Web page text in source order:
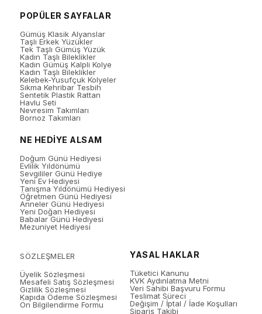
POPÜLER SAYFALAR
Gümüş Klasik Alyanslar
Taşlı Erkek Yüzükler
Tek Taşlı Gümüş Yüzük
Kadın Taşlı Bileklikler
Kadın Gümüş Kalpli Kolye
Kadın Taşlı Bileklikler
Kelebek-Yusufçuk Kolyeler
Sıkma Kehribar Tesbih
Sentetik Plastik Rattan
Havlu Seti
Nevresim Takımları
Bornoz Takımları
NE HEDİYE ALSAM
Doğum Günü Hediyesi
Evlilik Yıldönümü
Sevgililer Günü Hediye
Yeni Ev Hediyesi
Tanışma Yıldönümü Hediyesi
Öğretmen Günü Hediyesi
Anneler Günü Hediyesi
Yeni Doğan Hediyesi
Babalar Günü Hediyesi
Mezuniyet Hediyesi
SÖZLEŞMELER
Üyelik Sözleşmesi
Mesafeli Satış Sözleşmesi
Gizlilik Sözleşmesi
Kapıda Ödeme Sözleşmesi
Ön Bilgilendirme Formu
YASAL HAKLAR
Tüketici Kanunu
KVK Aydınlatma Metni
Veri Sahibi Başvuru Formu
Teslimat Süreci
Değişim / İptal / İade Koşulları
Sipariş Takibi